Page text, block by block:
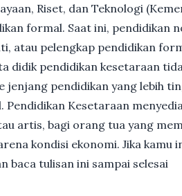
Riset, dan Teknologi
formal. Saat ini, pendidikan
atau pelengkap pendidikan
didik pendidikan kesetaraan
jenjang pendidikan yang lebih
Pendidikan Kesetaraan
artis, bagi orang tua yang
kondisi ekonomi. Jika
baca tulisan ini sampai selesai